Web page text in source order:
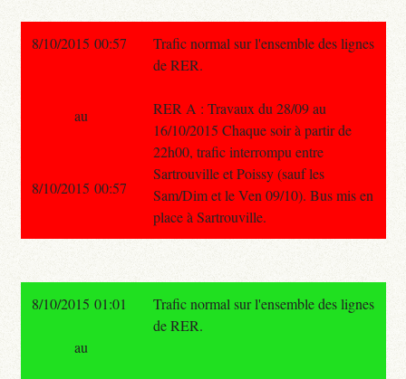
8/10/2015 00:57
Trafic normal sur l'ensemble des lignes
de RER.
RER A : Travaux du 28/09 au
16/10/2015 Chaque soir à partir de
22h00, trafic interrompu entre
Sartrouville et Poissy (sauf les
Sam/Dim et le Ven 09/10). Bus mis en
place à Sartrouville.
au
8/10/2015 00:57
8/10/2015 01:01
Trafic normal sur l'ensemble des lignes
de RER.
au